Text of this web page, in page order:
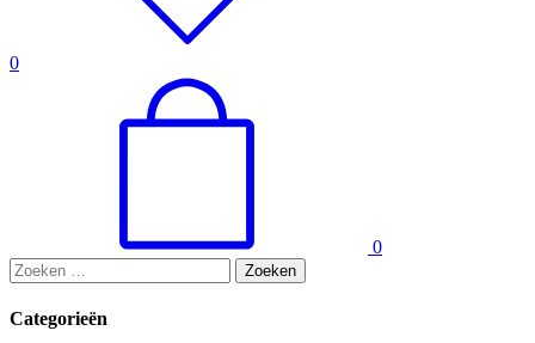
0
0
Zoeken
naar:
Categorieën